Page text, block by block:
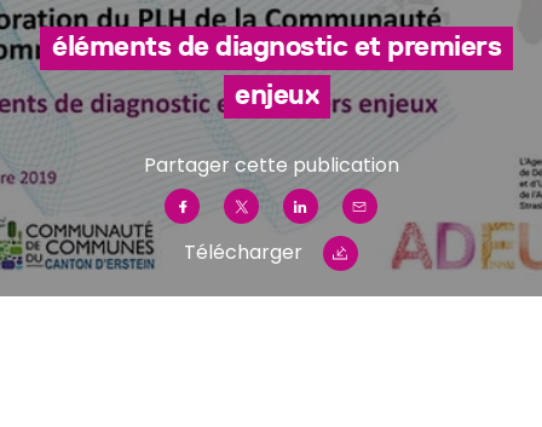
éléments de diagnostic et premiers
enjeux
Partager cette publication
Télécharger